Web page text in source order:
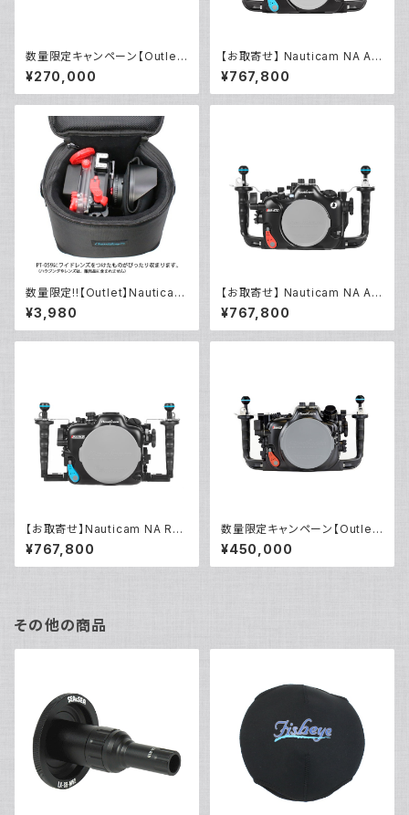
数量限定キャンペーン【Outlet/
展示使用品】Nauticam NA ウ
ルトラビューファインダー180 ×
0.8 [21400]
¥270,000
【お取寄せ】 Nauticam NA A7
RVI [10599]
¥767,800
数量限定!!【Outlet】Nauticam
NA ハウジングキャリングバッグ
MS
¥3,980
【お取寄せ】 Nauticam NA A7
V [10594]
¥767,800
【お取寄せ】Nauticam NA R6II
I [10591]
¥767,800
数量限定キャンペーン【Outlet/
展示使用品】Nauticam R5ハウ
ジング バキュームバルブ付き
¥450,000
その他の商品